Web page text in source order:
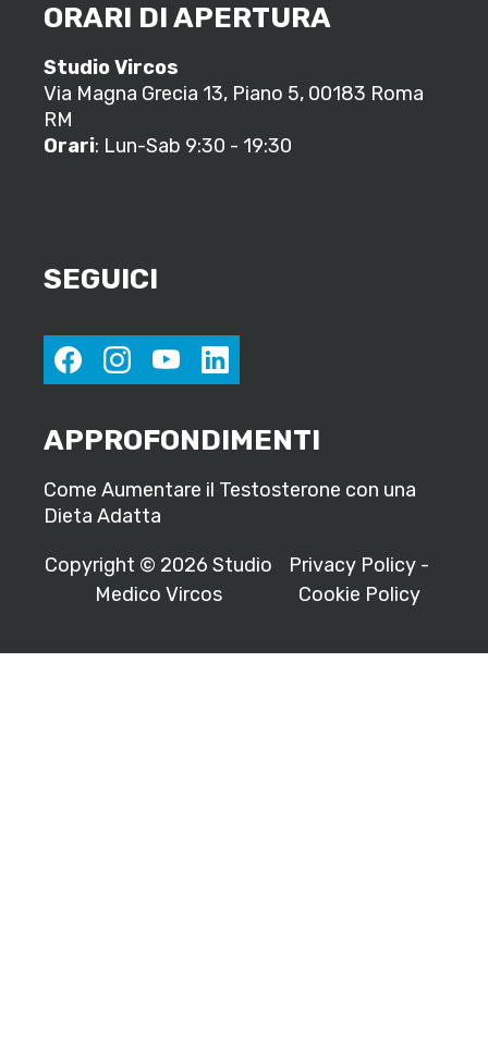
ORARI DI APERTURA
Studio Vircos
Via Magna Grecia 13, Piano 5, 00183 Roma
RM
Orari: Lun-Sab 9:30 - 19:30
SEGUICI
facebookinstagramyoutubelinkedin
APPROFONDIMENTI
Come Aumentare il Testosterone con una
Dieta Adatta
Copyright © 2026 Studio
Medico Vircos
Privacy Policy -
Cookie Policy